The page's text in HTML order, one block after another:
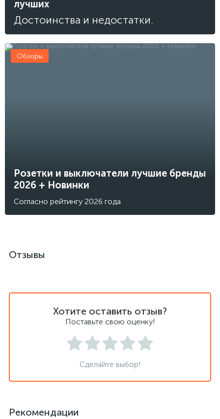
лучших
Достоинства и недостатки.
Розетки и выключатели лучшие бренды
2026 + Новинки
Согласно рейтингу 2026 года
Обзоры
Отзывы
Хотите оставить отзыв?
Поставьте свою оценку!
Сделайте выбор!
Рекомендации